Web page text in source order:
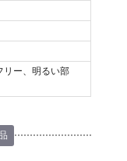
リー、明るい部